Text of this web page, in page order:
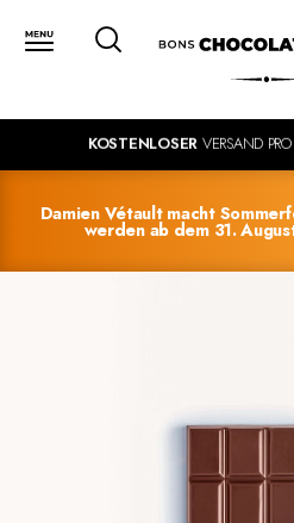
KOSTENLOSER VERSAND
Damien Vétault macht
werden ab dem 31.